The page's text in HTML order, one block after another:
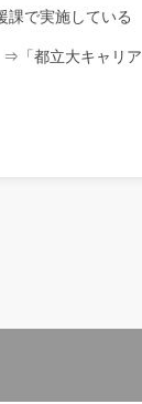
課で実施している
⇒「都立大キャリア